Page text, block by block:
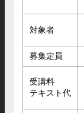
対象者
募集定員
受講料
テキスト代